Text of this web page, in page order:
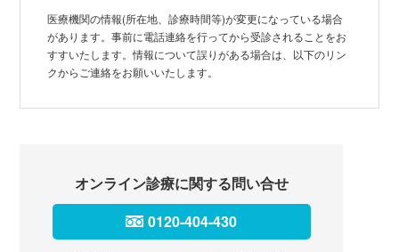
医療機関の情報(所在地、診療時間等)が変更になっている場合
があります。事前に電話連絡を行ってから受診されることをお
すすいたします。情報について誤りがある場合は、以下のリン
クからご連絡をお願いいたします。
オンライン診療に関する問い合せ
0120-404-430